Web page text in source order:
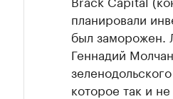
планировали
был заморожен.
Геннадий
которое так и не